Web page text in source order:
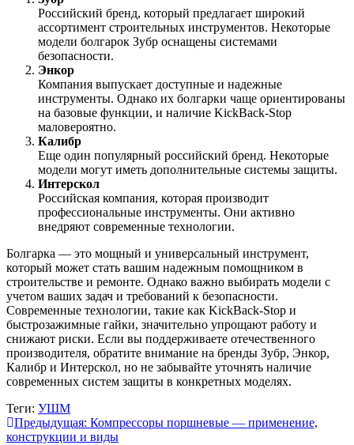
Российский бренд, который предлагает широкий
ассортимент строительных инструментов. Некоторые
модели болгарок Зубр оснащены системами
безопасности.
Энкор
Компания выпускает доступные и надежные
инструменты. Однако их болгарки чаще ориентированы
на базовые функции, и наличие KickBack-Stop
маловероятно.
Калибр
Еще один популярный российский бренд. Некоторые
модели могут иметь дополнительные системы защиты.
Интерскол
Российская компания, которая производит
профессиональные инструменты. Они активно
внедряют современные технологии.
Болгарка — это мощный и универсальный инструмент,
который может стать вашим надежным помощником в
строительстве и ремонте. Однако важно выбирать модели с
учетом ваших задач и требований к безопасности.
Современные технологии, такие как KickBack-Stop и
быстрозажимные гайки, значительно упрощают работу и
снижают риски. Если вы поддерживаете отечественного
производителя, обратите внимание на бренды Зубр, Энкор,
Калибр и Интерскол, но не забывайте уточнять наличие
современных систем защиты в конкретных моделях.
Теги: УШМ
Навигация
Предыдущая: Компрессоры поршневые — применение,
конструкции и виды